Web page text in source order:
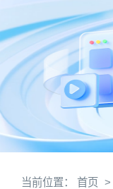
当前位置： 首页 >